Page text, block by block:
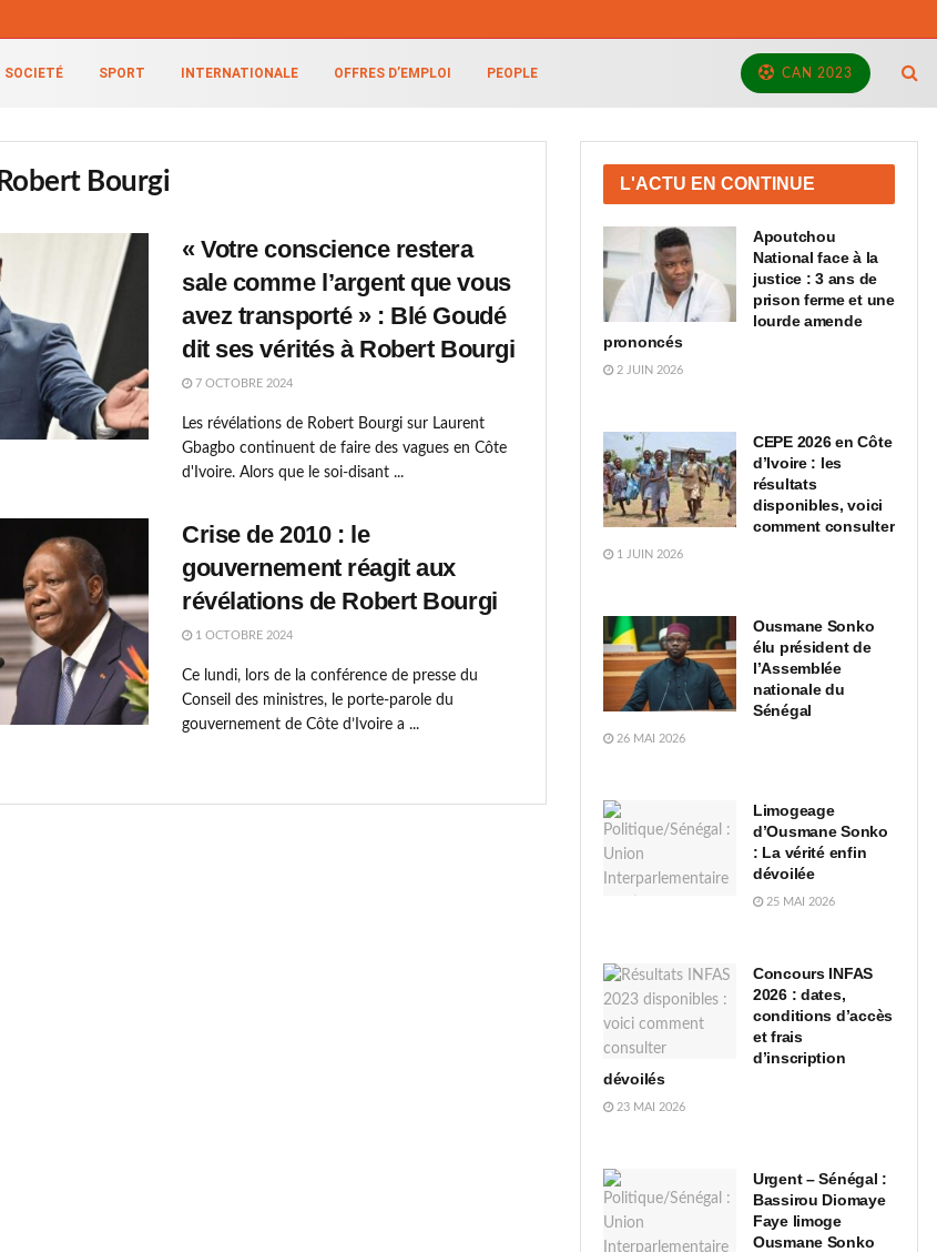
SOCIETÉ SPORT INTERNATIONALE OFFRES D’EMPLOI PEOPLE CAN 2023
Robert Bourgi
« Votre conscience restera
sale comme l’argent que vous
avez transporté » : Blé Goudé
dit ses vérités à Robert Bourgi
7 OCTOBRE 2024
Les révélations de Robert Bourgi sur Laurent
Gbagbo continuent de faire des vagues en Côte
d'Ivoire. Alors que le soi-disant ...
Crise de 2010 : le
gouvernement réagit aux
révélations de Robert Bourgi
1 OCTOBRE 2024
Ce lundi, lors de la conférence de presse du
Conseil des ministres, le porte-parole du
gouvernement de Côte d’Ivoire a ...
L'ACTU EN CONTINUE
Apoutchou
National face à la
justice : 3 ans de
prison ferme et une
lourde amende
prononcés
2 JUIN 2026
CEPE 2026 en Côte
d’Ivoire : les
résultats
disponibles, voici
comment consulter
1 JUIN 2026
Ousmane Sonko
élu président de
l’Assemblée
nationale du
Sénégal
26 MAI 2026
Limogeage
d’Ousmane Sonko
: La vérité enfin
dévoilée
25 MAI 2026
Concours INFAS
2026 : dates,
conditions d’accès
et frais
d’inscription
dévoilés
23 MAI 2026
Urgent – Sénégal :
Bassirou Diomaye
Faye limoge
Ousmane Sonko